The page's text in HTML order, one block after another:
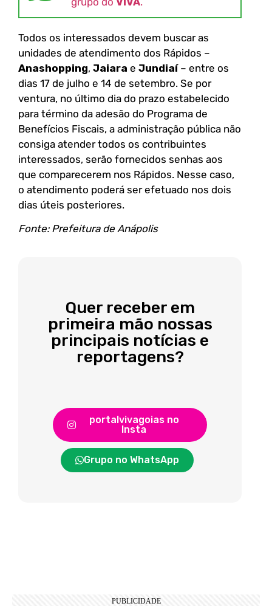
Todos os interessados devem buscar as
unidades de atendimento dos Rápidos –
Anashopping, Jaiara e Jundiaí– entre os
dias 17 de julho e 14 de setembro. Se por
ventura, no último dia do prazo estabelecido
para término da adesão do Programa de
Benefícios Fiscais, a administração pública não
consiga atender todos os contribuintes
interessados, serão fornecidos senhas aos
que comparecerem nos Rápidos. Nesse caso,
o atendimento poderá ser efetuado nos dois
dias úteis posteriores.
Fonte: Prefeitura de Anápolis
Quer receber em
primeira mão nossas
principais notícias e
reportagens?
portalvivagoias no
Insta
Grupo no WhatsApp